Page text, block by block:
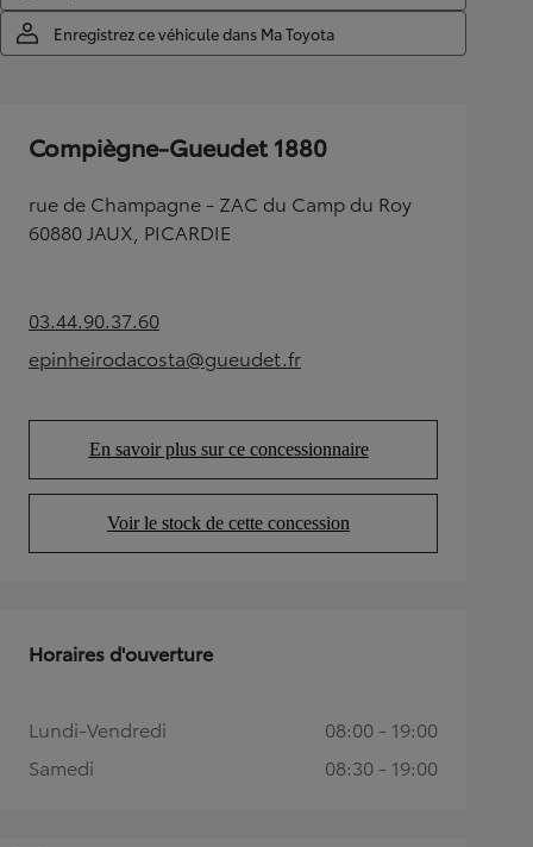
Enregistrez ce véhicule dans Ma Toyota
Compiègne-Gueudet 1880
rue de Champagne - ZAC du Camp du Roy
60880 JAUX, PICARDIE
03.44.90.37.60(Opens in new tab)
epinheirodacosta@gueudet.fr
(Opens in new tab)
En savoir plus sur ce concessionnaire
(Opens in new tab)
Voir le stock de cette concession
(Opens in new tab)
Horaires d'ouverture
Lundi-Vendredi
08:00 - 19:00
Samedi
08:30 - 19:00